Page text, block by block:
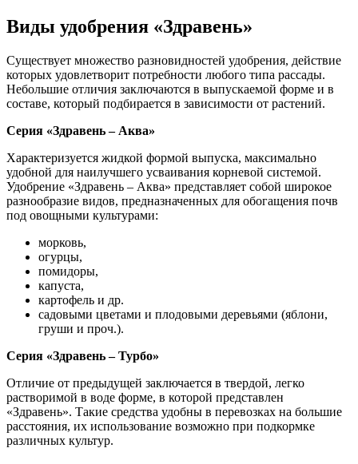
Виды удобрения «Здравень»
Существует множество разновидностей удобрения, действие
которых удовлетворит потребности любого типа рассады.
Небольшие отличия заключаются в выпускаемой форме и в
составе, который подбирается в зависимости от растений.
Серия «Здравень – Аква»
Характеризуется жидкой формой выпуска, максимально
удобной для наилучшего усваивания корневой системой.
Удобрение «Здравень – Аква» представляет собой широкое
разнообразие видов, предназначенных для обогащения почв
под овощными культурами:
морковь,
огурцы,
помидоры,
капуста,
картофель и др.
садовыми цветами и плодовыми деревьями (яблони,
груши и проч.).
Серия «Здравень – Турбо»
Отличие от предыдущей заключается в твердой, легко
растворимой в воде форме, в которой представлен
«Здравень». Такие средства удобны в перевозках на большие
расстояния, их использование возможно при подкормке
различных культур.